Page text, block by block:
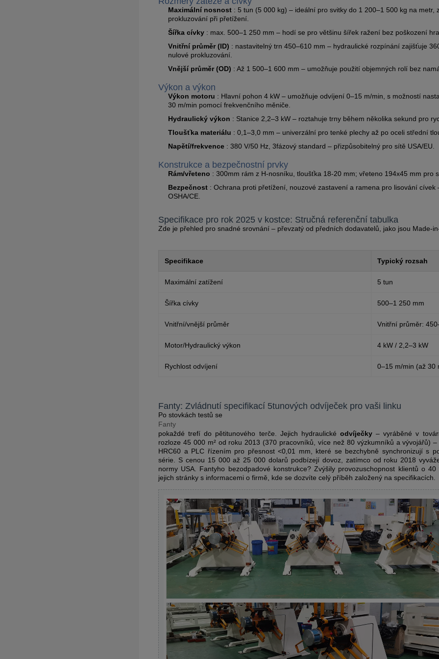
Maximální nosnost : 5 tun (5 000 kg) – ideální pro svitky do 1 200–1 500 kg na metr,
prokluzování při přetížení.
Šířka cívky : max. 500–1 250 mm – hodí se pro většinu šířek ražení bez poškození
Vnitřní průměr (ID) : nastavitelný trn 450–610 mm – hydraulické rozpínání zajišťuje
nulové prokluzování.
Vnější průměr (OD) : Až 1 500–1 600 mm – umožňuje použití objemných rolí bez
Výkon a výkon
Výkon motoru : Hlavní pohon 4 kW – umožňuje odvíjení 0–15 m/min, s možností
30 m/min pomocí frekvenčního měniče.
Hydraulický výkon : Stanice 2,2–3 kW – roztahuje trny během několika sekund pro
Tloušťka materiálu : 0,1–3,0 mm – univerzální pro tenké plechy až po oceli střední
Napětí/frekvence : 380 V/50 Hz, 3fázový standard – přizpůsobitelný pro sítě USA/EU.
Konstrukce a bezpečnostní prvky
Rám/vřeteno : 300mm rám z H-nosníku, tloušťka 18-20 mm; vřeteno 194x45 mm pro
Bezpečnost : Ochrana proti přetížení, nouzové zastavení a ramena pro lisování cívek
OSHA/CE.
Specifikace pro rok 2025 v kostce: Stručná referenční tabulka
Zde je přehled pro snadné srovnání – převzatý od předních dodavatelů, jako jsou Made-
Specifikace Typický rozsah
Maximální zatížení 5 tun
Šířka cívky 500–1 250 mm
Vnitřní/vnější průměr Vnitřní průměr:
Motor/Hydraulický výkon 4 kW / 2,2–3 kW
Rychlost odvíjení 0–15 m/min (až 30
Fanty: Zvládnutí specifikací 5tunových odvíječek pro vaši linku
Po stovkách testů se
Fanty
pokaždé trefí do pětitunového terče. Jejich hydraulické odvíječky – vyráběné v
rozloze 45 000 m² od roku 2013 (370 pracovníků, více než 80 výzkumníků a vývojářů) –
HRC60 a PLC řízením pro přesnost <0,01 mm, které se bezchybně synchronizují s
série. S cenou 15 000 až 25 000 dolarů podbízejí dovoz, zatímco od roku 2018
normy USA. Fantyho bezodpadové konstrukce? Zvýšily provozuschopnost klientů o
jejich stránky s informacemi o firmě, kde se dozvíte celý příběh založený na specifikacích.